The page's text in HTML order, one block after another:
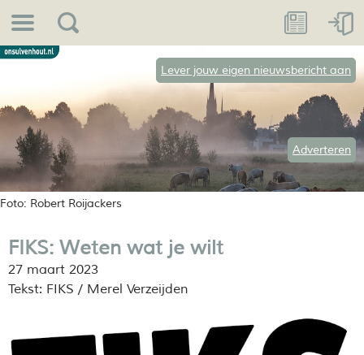
Foto: Robert Roijackers
Lever jouw eigen nieuwsbericht aan
Adverteren
FIKS: Weten wat je wilt
27 maart 2023
Tekst: FIKS / Merel Verzeijden